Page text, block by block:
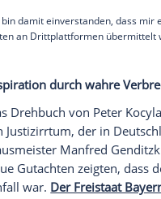
entlassen worden -
(Thomas Loibl)
ermittelt. Nun setzt er
beeinflussen. Flierl,
bei der Durchsicht der